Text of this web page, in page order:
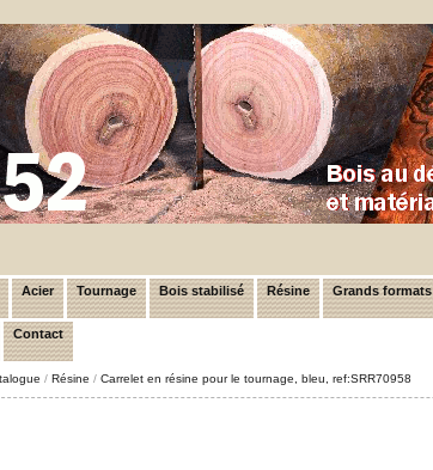
Acier Tournage Bois stabilisé Résine Grands formats
Contact
/ Résine / Carrelet en résine pour le tournage, bleu, ref:SRR70958